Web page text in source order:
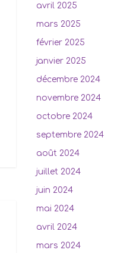
avril 2025
mars 2025
février 2025
janvier 2025
décembre 2024
novembre 2024
octobre 2024
septembre 2024
août 2024
juillet 2024
juin 2024
mai 2024
avril 2024
mars 2024